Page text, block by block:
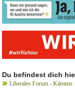
Du befindest dich
Liberales Forum -